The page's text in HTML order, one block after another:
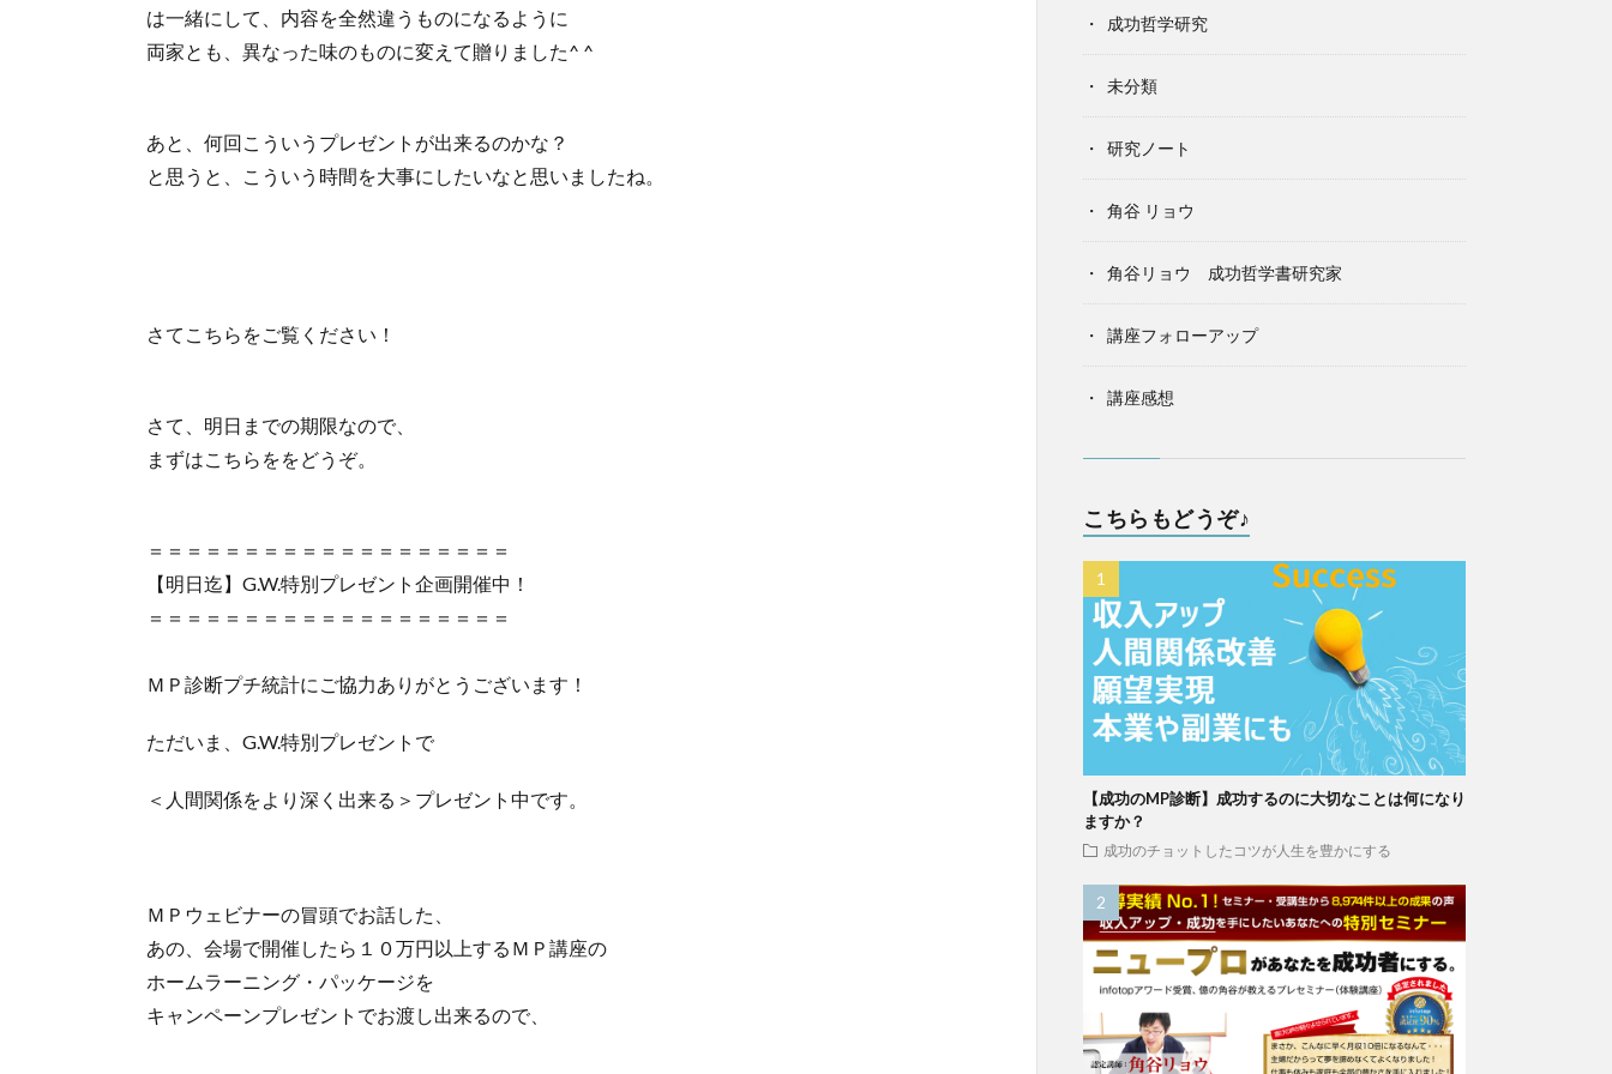
は一緒にして、内容を全然違うものになるように
両家とも、異なった味のものに変えて贈りました^ ^
あと、何回こういうプレゼントが出来るのかな？
と思うと、こういう時間を大事にしたいなと思いましたね。
さてこちらをご覧ください！
さて、明日までの期限なので、
まずはこちらををどうぞ。
＝＝＝＝＝＝＝＝＝＝＝＝＝＝＝＝＝＝＝
【明日迄】G.W.特別プレゼント企画開催中！
＝＝＝＝＝＝＝＝＝＝＝＝＝＝＝＝＝＝＝
ＭＰ診断プチ統計にご協力ありがとうございます！
ただいま、G.W.特別プレゼントで
＜人間関係をより深く出来る＞プレゼント中です。
ＭＰウェビナーの冒頭でお話した、
あの、会場で開催したら１０万円以上するＭＰ講座の
ホームラーニング・パッケージを
キャンペーンプレゼントでお渡し出来るので、
成功哲学研究
未分類
研究ノート
角谷 リョウ
角谷リョウ 成功哲学書研究家
講座フォローアップ
講座感想
こちらもどうぞ♪
【成功のMP診断】成功するのに大切なことは何になり
ますか？
成功のチョットしたコツが人生を豊かにする